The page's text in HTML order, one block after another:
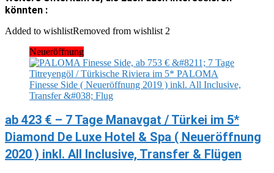
könnten :
Added to wishlistRemoved from wishlist 2
Neueröffnung
ab 423 € – 7 Tage Manavgat / Türkei im 5*
Diamond De Luxe Hotel & Spa ( Neueröffnung
2020 ) inkl. All Inclusive, Transfer & Flügen